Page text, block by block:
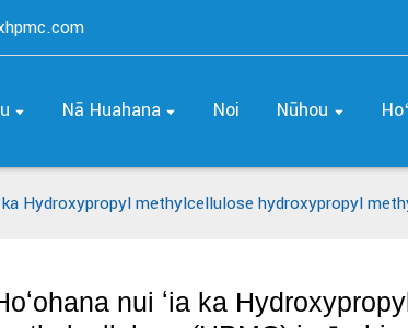
Nā Huahana Noi Nūhou
ka Hydroxypropyl methylcellulose hydroxypropyl
nui ʻia ka